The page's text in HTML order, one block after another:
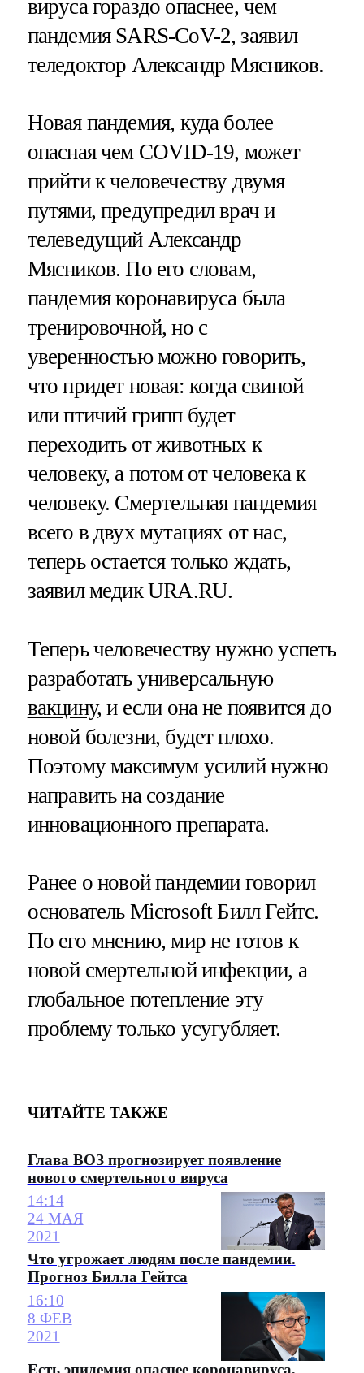
вируса гораздо опаснее, чем
пандемия SARS-CoV-2, заявил
теледоктор Александр Мясников.
Новая пандемия, куда более
опасная чем COVID-19, может
прийти к человечеству двумя
путями, предупредил врач и
телеведущий Александр
Мясников. По его словам,
пандемия коронавируса была
тренировочной, но с
уверенностью можно говорить,
что придет новая: когда свиной
или птичий грипп будет
переходить от животных к
человеку, а потом от человека к
человеку. Смертельная пандемия
всего в двух мутациях от нас,
теперь остается только ждать,
заявил медик URA.RU.
Теперь человечеству нужно успеть
разработать универсальную
вакцину, и если она не появится до
новой болезни, будет плохо.
Поэтому максимум усилий нужно
направить на создание
инновационного препарата.
Ранее о новой пандемии говорил
основатель Microsoft Билл Гейтс.
По его мнению, мир не готов к
новой смертельной инфекции, а
глобальное потепление эту
проблему только усугубляет.
ЧИТАЙТЕ ТАКЖЕ
Глава ВОЗ прогнозирует появление
нового смертельного вируса
14:14
24 МАЯ
2021
Что угрожает людям после пандемии.
Прогноз Билла Гейтса
16:10
8 ФЕВ
2021
Есть эпидемия опаснее коронавируса,